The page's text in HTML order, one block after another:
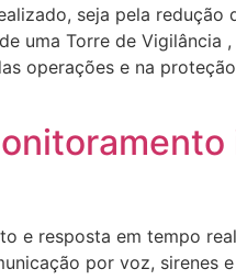
seja pela redução
uma Torre de Vigilância
operações e na
e resposta em tempo
por voz, sirenes